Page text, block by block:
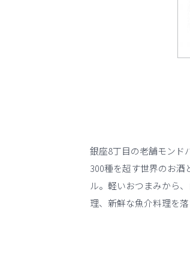
銀座8丁目の老舗モンド
300種を超す世界のお酒
ル。軽いおつまみから
理、新鮮な魚介料理を